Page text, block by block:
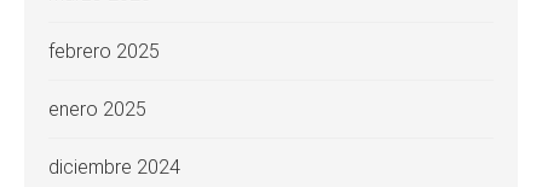
febrero 2025
enero 2025
diciembre 2024